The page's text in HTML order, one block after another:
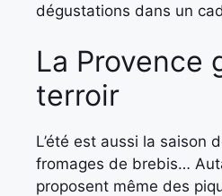
dégustations dans un
La Provence
terroir
L’été est aussi la saison
fromages de brebis…
proposent même des